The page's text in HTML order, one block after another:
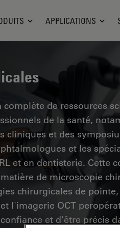
APPLICATIONS
de ressources
de la santé,
cliniques et des
et les
et en dentisterie. Cette
de microscopie
chirurgicales de
l'imagerie OCT
et d'être précis